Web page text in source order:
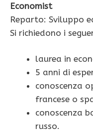
Economist
Reparto: Sviluppo
Si richiedono i
laurea in
5 anni di
conoscenza
francese o
conoscenza
russo.